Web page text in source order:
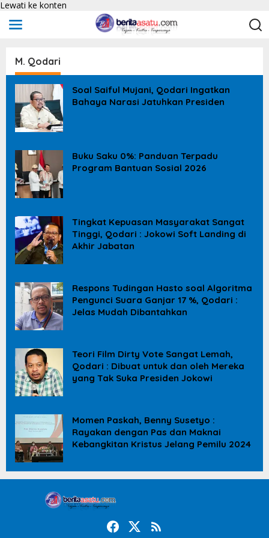
Lewati ke konten
M. Qodari
Soal Saiful Mujani, Qodari Ingatkan
Bahaya Narasi Jatuhkan Presiden
Buku Saku 0%: Panduan Terpadu
Program Bantuan Sosial 2026
Tingkat Kepuasan Masyarakat Sangat
Tinggi, Qodari : Jokowi Soft Landing di
Akhir Jabatan
Respons Tudingan Hasto soal Algoritma
Pengunci Suara Ganjar 17 %, Qodari :
Jelas Mudah Dibantahkan
Teori Film Dirty Vote Sangat Lemah,
Qodari : Dibuat untuk dan oleh Mereka
yang Tak Suka Presiden Jokowi
Momen Paskah, Benny Susetyo :
Rayakan dengan Pas dan Maknai
Kebangkitan Kristus Jelang Pemilu 2024